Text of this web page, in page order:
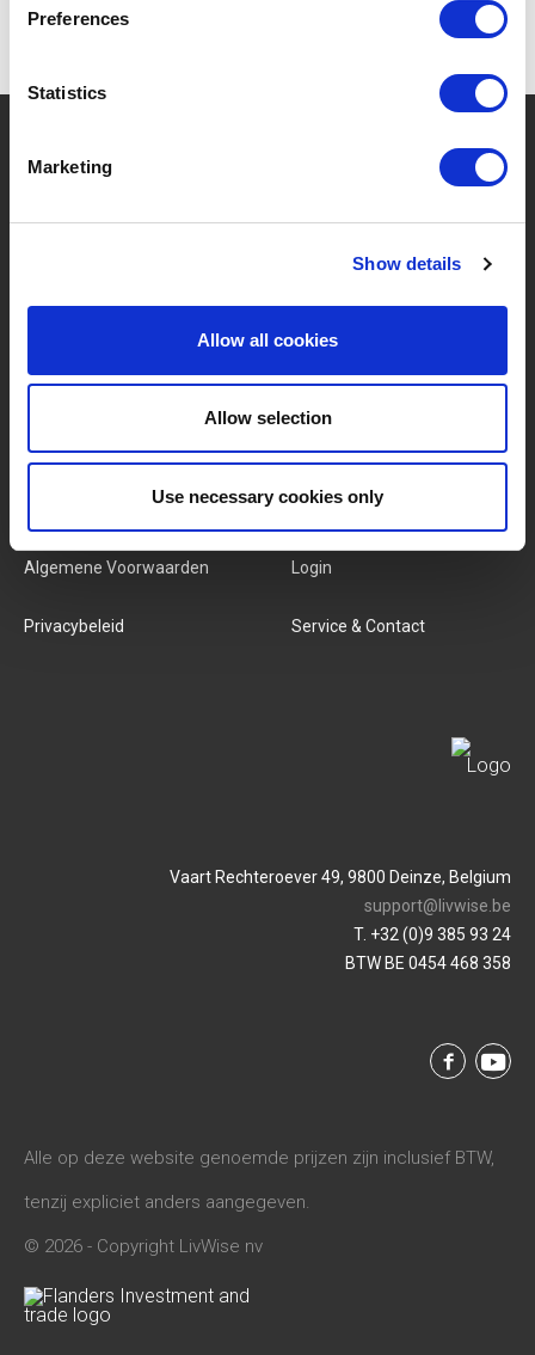
Preferences
Statistics
Marketing
Show details
Allow all cookies
Allow selection
Use necessary cookies only
Categorieën
OVER LIVWISE
Ons Team
Algemene Voorwaarden
Privacybeleid
MY LIVWISE-PRO LOGIN
Login
Service & Contact
Vaart Rechteroever 49, 9800 Deinze, Belgium
support@livwise.be
T. +32 (0)9 385 93 24
BTW BE 0454 468 358
Alle op deze website genoemde prijzen zijn inclusief BTW,
tenzij expliciet anders aangegeven.
© 2026 - Copyright LivWise nv